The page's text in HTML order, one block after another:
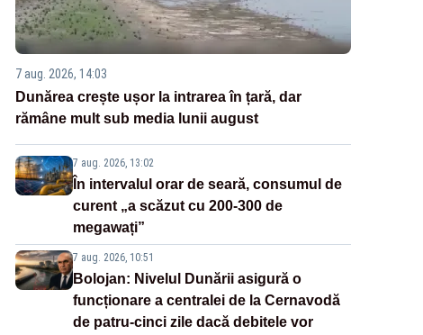
7 aug. 2026, 14:03
Dunărea crește ușor la intrarea în țară, dar
rămâne mult sub media lunii august
7 aug. 2026, 13:02
În intervalul orar de seară, consumul de
curent „a scăzut cu 200-300 de
megawați”
7 aug. 2026, 10:51
Bolojan: Nivelul Dunării asigură o
funcționare a centralei de la Cernavodă
de patru-cinci zile dacă debitele vor